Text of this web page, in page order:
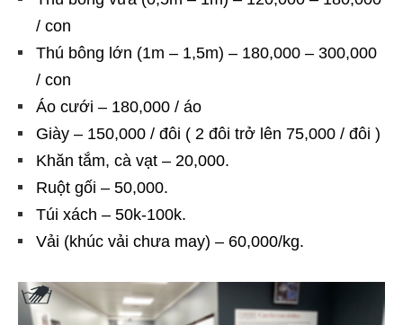
/ con
Thú bông lớn (1m – 1,5m) – 180,000 – 300,000
/ con
Áo cưới – 180,000 / áo
Giày – 150,000 / đôi ( 2 đôi trở lên 75,000 / đôi )
Khăn tắm, cà vạt – 20,000.
Ruột gối – 50,000.
Túi xách – 50k-100k.
Vải (khúc vải chưa may) – 60,000/kg.